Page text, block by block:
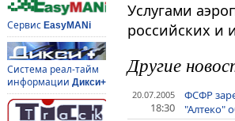
Сервис EasyMANi
Система реал-тайм
информации Дикси+
Услугами
российских и
Другие
20.07.2005
18:30
ФСФР
"Алтеко"